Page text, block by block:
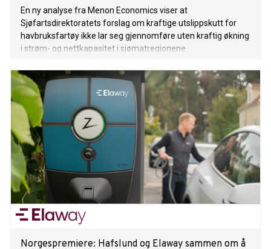
En ny analyse fra Menon Economics viser at
Sjøfartsdirektoratets forslag om kraftige utslippskutt for
havbruksfartøy ikke lar seg gjennomføre uten kraftig økning
i strøm- og nettkapasitet i sjømatregionene.
Norgespremiere: Hafslund og Elaway sammen om å